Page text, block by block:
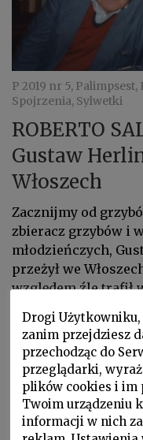
P 2019 nr 5,
Spojrzenia, Sylwetki
ROBERTO
Gustaw
Włoszech
Zacznijmy od
zbieracz grzybów i
młodzieńczych,
przeżył we
względem źle trafił
Drogi Użytkowniku,
zanim przejdziesz
przechodząc do
przeglądarki,
plików cookies i im
Twoim urządzeniu
informacji w nich